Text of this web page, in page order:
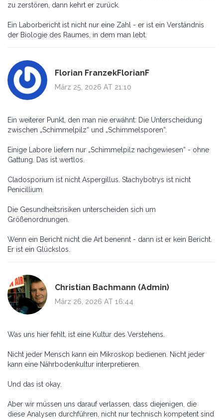
zu zerstören, dann kehrt er zurück.
Ein Laborbericht ist nicht nur eine Zahl - er ist ein Verständnis
der Biologie des Raumes, in dem man lebt.
Florian FranzekFlorianF
März 25, 2026 AT 21:10
Ein weiterer Punkt, den man nie erwähnt: Die Unterscheidung
zwischen „Schimmelpilz“ und „Schimmelsporen“.
Einige Labore liefern nur „Schimmelpilz nachgewiesen“ - ohne
Gattung. Das ist wertlos.
Cladosporium ist nicht Aspergillus. Stachybotrys ist nicht
Penicillium.
Die Gesundheitsrisiken unterscheiden sich um
Größenordnungen.
Wenn ein Bericht nicht die Art benennt - dann ist er kein Bericht.
Er ist ein Glückslos.
Christian Bachmann (Admin)
März 26, 2026 AT 16:44
Was uns hier fehlt, ist eine Kultur des Verstehens.
Nicht jeder Mensch kann ein Mikroskop bedienen. Nicht jeder
kann eine Nährbodenkultur interpretieren.
Und das ist okay.
Aber wir müssen uns darauf verlassen, dass diejenigen, die
diese Analysen durchführen, nicht nur technisch kompetent sind